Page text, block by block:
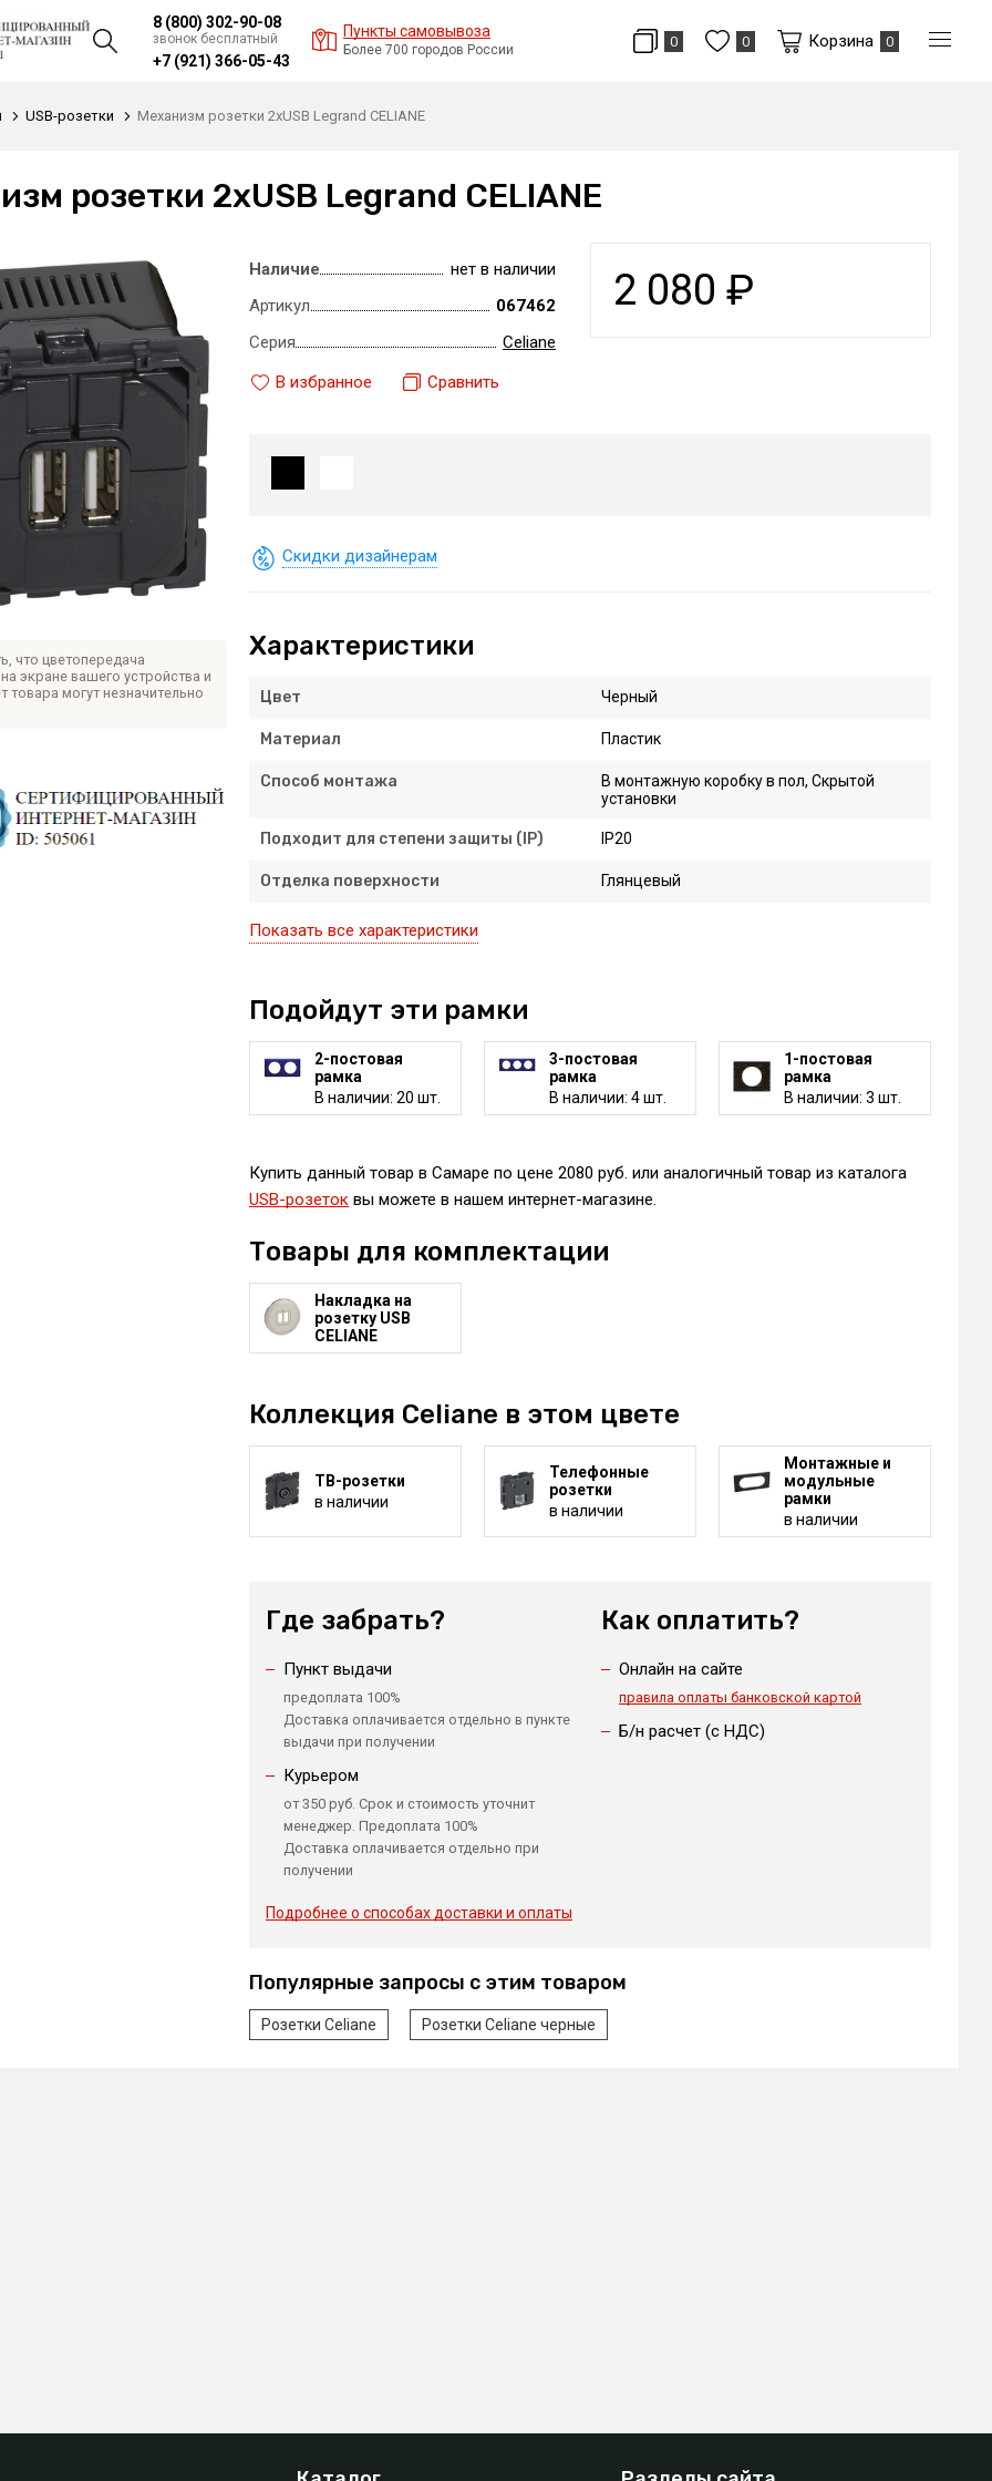
8 (800) 302-90-08
звонок бесплатный
+7 (921) 366-05-43
Пункты самовывоза
Более 700 городов России
0 0 Корзина 0
USB-розетки Механизм розетки 2xUSB Legrand CELIANE
розетки 2xUSB Legrand CELIANE
что цветопередача
экране вашего устройства и
товара могут незначительно
2 080 ₽
Наличие
нет в наличии
Артикул
067462
Серия
Celiane
В избранное
Сравнить
Скидки дизайнерам
Характеристики
Цвет Черный
Материал Пластик
Способ монтажа
В монтажную коробку в пол, Скрытой
установки
Подходит для степени защиты (IP) IP20
Отделка поверхности Глянцевый
Показать все характеристики
Подойдут эти рамки
2-постовая
рамка
В наличии: 20 шт.
3-постовая
рамка
В наличии: 4 шт.
1-постовая
рамка
В наличии: 3 шт.
Купить данный товар в Самаре по цене 2080 руб. или аналогичный товар из каталога
USB-розеток вы можете в нашем интернет-магазине.
Товары для комплектации
Накладка на
розетку USB
CELIANE
Коллекция Celiane в этом цвете
ТВ-розетки
в наличии
Телефонные
розетки
в наличии
Монтажные и
модульные
рамки
в наличии
Где забрать?
Пункт выдачи
предоплата 100%
Доставка оплачивается отдельно в пункте
выдачи при получении
Курьером
от 350 руб. Срок и стоимость уточнит
менеджер. Предоплата 100%
Доставка оплачивается отдельно при
получении
Подробнее о способах доставки и оплаты
Как оплатить?
Онлайн на сайте
правила оплаты банковской картой
Б/н расчет (c НДС)
Популярные запросы с этим товаром
Розетки Celiane Розетки Celiane черные